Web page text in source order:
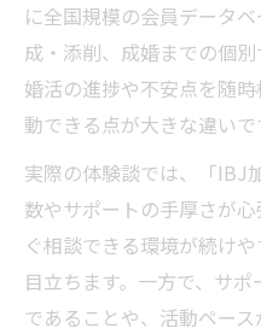
に全国規模の会員データ
成・添削、成婚までの個別
婚活の進捗や不安点を随
動できる点が大きな違いで
実際の体験談では、「IBJ
数やサポートの手厚さが
ぐ相談できる環境が続け
目立ちます。一方で、サ
であることや、活動ペー